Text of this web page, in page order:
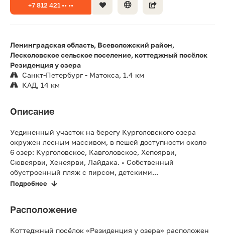
+7 812 421 •• ••
Ленинградская область, Всеволожский район,
Лесколовское сельское поселение, коттеджный посёлок
Резиденция у озера
Санкт-Петербург - Матокса, 1.4 км
КАД, 14 км
Описание
Уединенный участок на берегу Курголовского озера
окружен лесным массивом, в пешей доступности около
6 озер: Курголовское, Кавголовское, Хепоярви,
Сювеярви, Хенеярви, Лайдака. • Собственный
обустроенный пляж с пирсом, детскими...
Подробнее
Расположение
Коттеджный посёлок «Резиденция у озера» расположен